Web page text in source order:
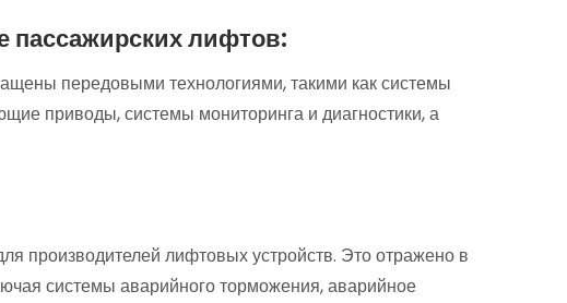
пассажирских лифтов:
передовыми технологиями, такими как системы
приводы, системы мониторинга и диагностики, а
производителей лифтовых устройств. Это отражено в
системы аварийного торможения, аварийное